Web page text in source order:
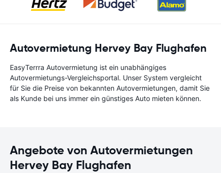
Autovermietung Hervey Bay Flughafen
EasyTerrra Autovermietung ist ein unabhängiges
Autovermietungs-Vergleichsportal. Unser System vergleicht
für Sie die Preise von bekannten Autovermietungen, damit Sie
als Kunde bei uns immer ein günstiges Auto mieten können.
Angebote von Autovermietungen
Hervey Bay Flughafen